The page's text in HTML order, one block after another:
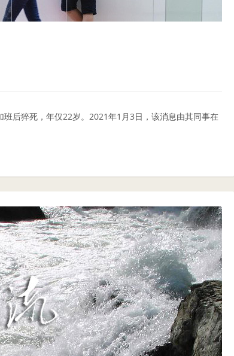
后猝死，年仅22岁。2021年1月3日，该消息由其同事在